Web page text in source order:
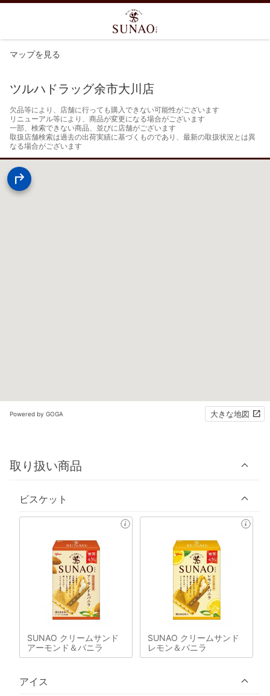
マップを見る
ツルハドラッグ余市大川店
欠品等により、店舗に行っても購入できない可能性がございます
リニューアル等により、商品が変更になる場合がございます
一部、検索できない商品、並びに店舗がございます
取扱店舗検索は過去の出荷実績に基づくものであり、最新の取扱状況とは異
なる場合がございます
Powered by GOGA 大きな地図
取り扱い商品
ビスケット
SUNAO クリームサンド
アーモンド＆バニラ
SUNAO クリームサンド
レモン＆バニラ
アイス